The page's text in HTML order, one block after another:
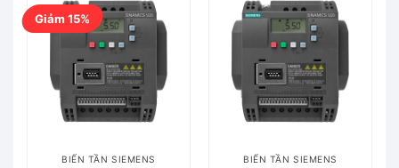
Giảm 15%
BIẾN TẦN SIEMENS BIẾN TẦN SIEMENS